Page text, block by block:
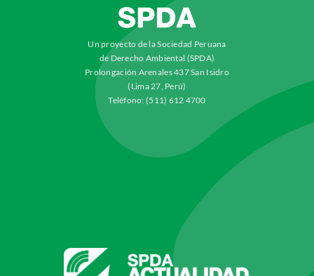
Un proyecto de la Sociedad Peruana
de Derecho Ambiental (SPDA)
Prolongación Arenales 437 San Isidro
(Lima 27, Perú)
Teléfono: (511) 612 4700